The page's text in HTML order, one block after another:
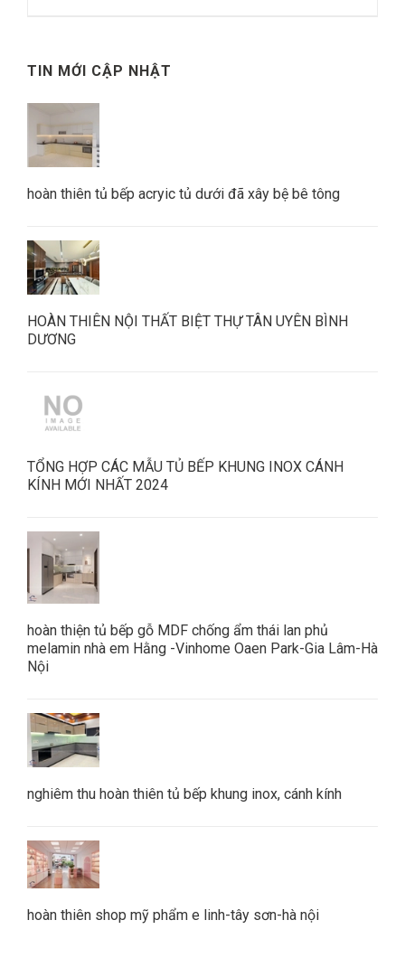
TIN MỚI CẬP NHẬT
hoàn thiên tủ bếp acryic tủ dưới đã xây bệ bê tông
HOÀN THIÊN NỘI THẤT BIỆT THỰ TÂN UYÊN BÌNH
DƯƠNG
TỔNG HỢP CÁC MẪU TỦ BẾP KHUNG INOX CÁNH
KÍNH MỚI NHẤT 2024
hoàn thiện tủ bếp gỗ MDF chống ẩm thái lan phủ
melamin nhà em Hằng -Vinhome Oaen Park-Gia Lâm-Hà
Nội
nghiêm thu hoàn thiên tủ bếp khung inox, cánh kính
hoàn thiên shop mỹ phẩm e linh-tây sơn-hà nội